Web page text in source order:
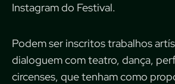
Instagram do Festival.
Podem ser inscritos trabalhos
dialoguem com teatro, dança,
circenses, que tenham como